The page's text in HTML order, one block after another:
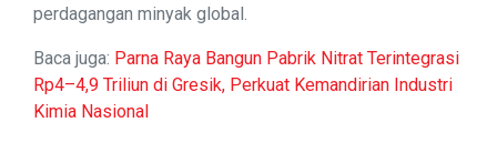
perdagangan minyak global.
Baca juga: Parna Raya Bangun Pabrik Nitrat Terintegrasi
Rp4–4,9 Triliun di Gresik, Perkuat Kemandirian Industri
Kimia Nasional